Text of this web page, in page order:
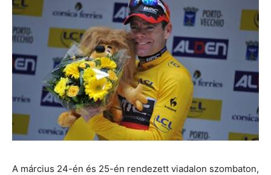
A március 24-én és 25-én rendezett viadalon szombaton,